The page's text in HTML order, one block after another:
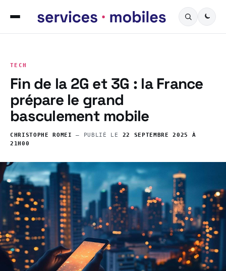
TECH
Fin de la 2G et 3G : la France
prépare le grand
basculement mobile
CHRISTOPHE ROMEI — PUBLIÉ LE 22 SEPTEMBRE 2025 À
21H00